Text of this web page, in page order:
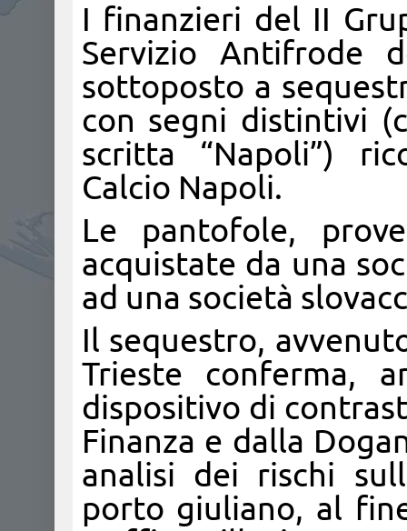
I finanzieri del II
Servizio Antifrode
sottoposto a
con segni distintivi
scritta “Napoli”)
Calcio Napoli.
Le pantofole,
acquistate da una
ad una società
Il sequestro,
Trieste conferma,
dispositivo di
Finanza e dalla
analisi dei rischi
porto giuliano, al